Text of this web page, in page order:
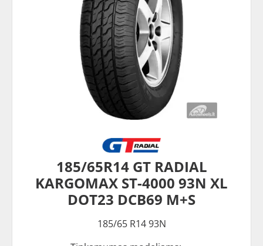
185/65R14 GT RADIAL
KARGOMAX ST-4000 93N XL
DOT23 DCB69 M+S
185/65 R14 93N